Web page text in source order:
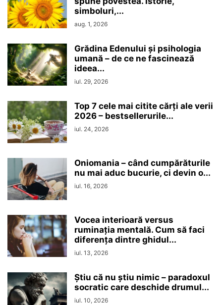
simboluri,...
aug. 1, 2026
Grădina Edenului și psihologia
umană – de ce ne fascinează
ideea...
iul. 29, 2026
Top 7 cele mai citite cărți ale verii
2026 – bestsellerurile...
iul. 24, 2026
Oniomania – când cumpărăturile
nu mai aduc bucurie, ci devin o...
iul. 16, 2026
Vocea interioară versus
ruminaţia mentală. Cum să faci
diferența dintre ghidul...
iul. 13, 2026
Ştiu că nu ştiu nimic – paradoxul
socratic care deschide drumul...
iul. 10, 2026